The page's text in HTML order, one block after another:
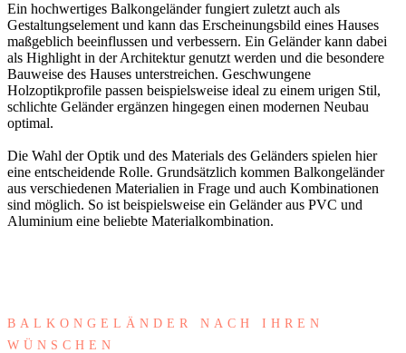
Ein hochwertiges Balkongeländer fungiert zuletzt auch als
Gestaltungselement und kann das Erscheinungsbild eines Hauses
maßgeblich beeinflussen und verbessern. Ein Geländer kann dabei
als Highlight in der Architektur genutzt werden und die besondere
Bauweise des Hauses unterstreichen. Geschwungene
Holzoptikprofile passen beispielsweise ideal zu einem urigen Stil,
schlichte Geländer ergänzen hingegen einen modernen Neubau
optimal.
Die Wahl der Optik und des Materials des Geländers spielen hier
eine entscheidende Rolle. Grundsätzlich kommen Balkongeländer
aus verschiedenen Materialien in Frage und auch Kombinationen
sind möglich. So ist beispielsweise ein Geländer aus PVC und
Aluminium eine beliebte Materialkombination.
BALKONGELÄNDER NACH IHREN
WÜNSCHEN